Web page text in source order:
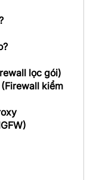
lọc gói)
kiểm